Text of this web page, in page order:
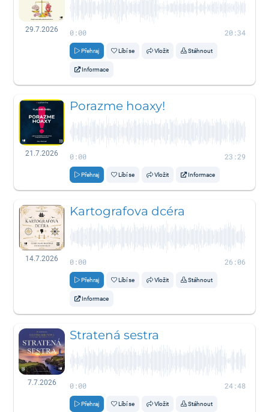
29.7.2026 0:00 20:34
Přehraj Líbí se Vložit Stáhnout
Informace
21.7.2026
Porazme hoaxy!
0:00 23:29
Přehraj Líbí se Vložit Informace
14.7.2026
Kartografova dcéra
0:00 26:06
Přehraj Líbí se Vložit Stáhnout
Informace
7.7.2026
Stratená sestra
0:00 24:48
Přehraj Líbí se Vložit Stáhnout